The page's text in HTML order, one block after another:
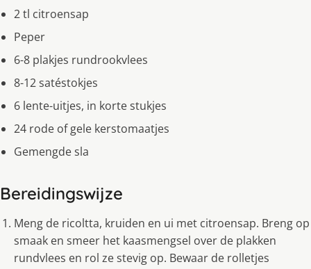
2 tl citroensap
Peper
6-8 plakjes rundrookvlees
8-12 satéstokjes
6 lente-uitjes, in korte stukjes
24 rode of gele kerstomaatjes
Gemengde sla
Bereidingswijze
Meng de ricoltta, kruiden en ui met citroensap. Breng op
smaak en smeer het kaasmengsel over de plakken
rundvlees en rol ze stevig op. Bewaar de rolletjes